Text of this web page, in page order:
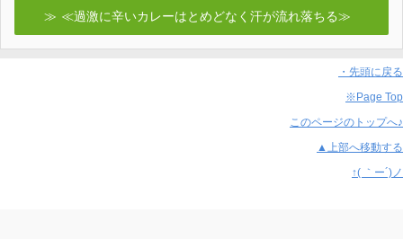
≪過激に辛いカレーはとめどなく汗が流れ落ちる≫
・先頭に戻る
※Page Top
このページのトップへ♪
▲上部へ移動する
↑( ｀ー´)ノ